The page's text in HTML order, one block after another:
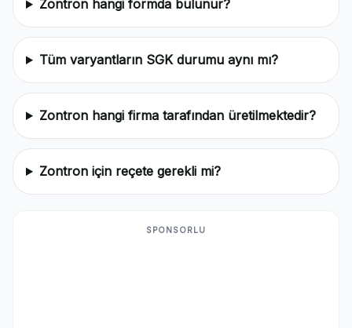
Zontron hangi formda bulunur?
Tüm varyantların SGK durumu aynı mı?
Zontron hangi firma tarafından üretilmektedir?
Zontron için reçete gerekli mi?
SPONSORLU